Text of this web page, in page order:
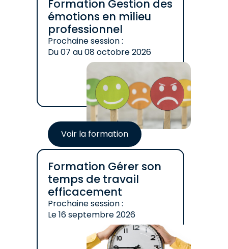
Formation Gestion des
émotions en milieu
professionnel
Prochaine session :
Du07 au08 octobre 2026
Voir la formation
Formation Gérer son
temps de travail
efficacement
Prochaine session :
Le16 septembre 2026